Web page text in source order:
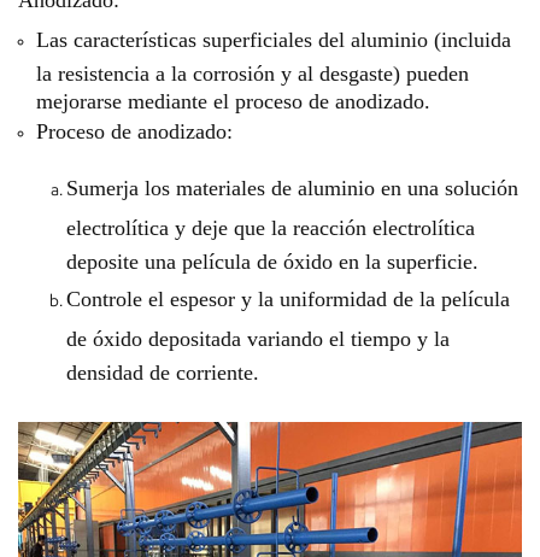
Las características superficiales del aluminio (incluida
la resistencia a la corrosión y al desgaste) pueden
mejorarse mediante el proceso de anodizado.
Proceso de anodizado:
Sumerja los materiales de aluminio en una solución
electrolítica y deje que la reacción electrolítica
deposite una película de óxido en la superficie.
Controle el espesor y la uniformidad de la película
de óxido depositada variando el tiempo y la
densidad de corriente.